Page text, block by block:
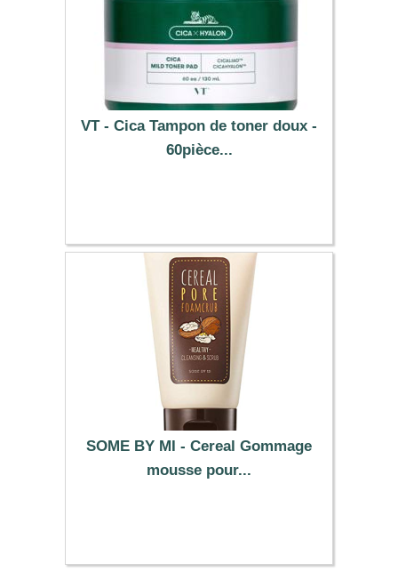
VT - Cica Tampon de toner doux -
60pièce...
SOME BY MI - Cereal Gommage
mousse pour...